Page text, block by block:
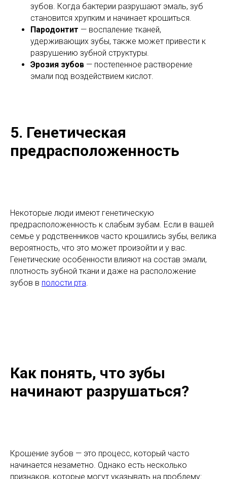
зубов. Когда бактерии разрушают эмаль, зуб
становится хрупким и начинает крошиться.
Пародонтит — воспаление тканей,
удерживающих зубы, также может привести к
разрушению зубной структуры.
Эрозия зубов — постепенное растворение
эмали под воздействием кислот.
5. Генетическая
предрасположенность
Некоторые люди имеют генетическую
предрасположенность к слабым зубам. Если в вашей
семье у родственников часто крошились зубы, велика
вероятность, что это может произойти и у вас.
Генетические особенности влияют на состав эмали,
плотность зубной ткани и даже на расположение
зубов в полости рта.
Как понять, что зубы
начинают разрушаться?
Крошение зубов — это процесс, который часто
начинается незаметно. Однако есть несколько
признаков, которые могут указывать на проблему: